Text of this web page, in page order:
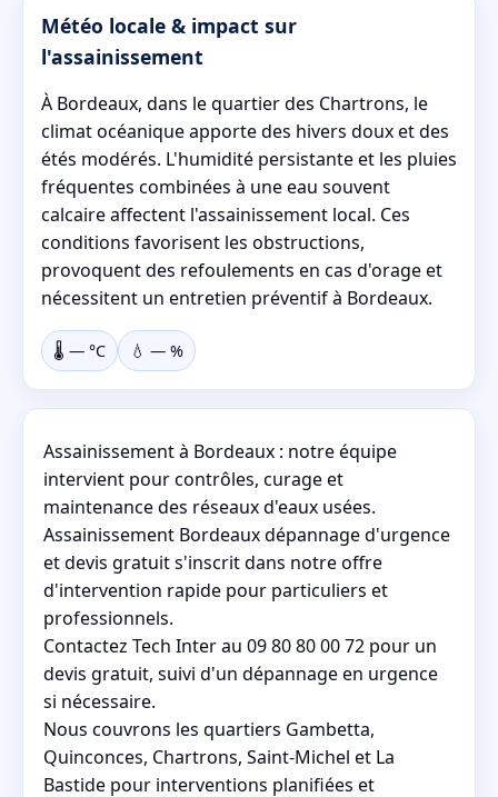
Météo locale & impact sur
l'assainissement
À Bordeaux, dans le quartier des Chartrons, le
climat océanique apporte des hivers doux et des
étés modérés. L'humidité persistante et les pluies
fréquentes combinées à une eau souvent
calcaire affectent l'assainissement local. Ces
conditions favorisent les obstructions,
provoquent des refoulements en cas d'orage et
nécessitent un entretien préventif à Bordeaux.
🌡️ — °C 💧 — %
Assainissement à Bordeaux : notre équipe
intervient pour contrôles, curage et
maintenance des réseaux d'eaux usées.
Assainissement Bordeaux dépannage d'urgence
et devis gratuit s'inscrit dans notre offre
d'intervention rapide pour particuliers et
professionnels.
Contactez Tech Inter au 09 80 80 00 72 pour un
devis gratuit, suivi d'un dépannage en urgence
si nécessaire.
Nous couvrons les quartiers Gambetta,
Quinconces, Chartrons, Saint-Michel et La
Bastide pour interventions planifiées et